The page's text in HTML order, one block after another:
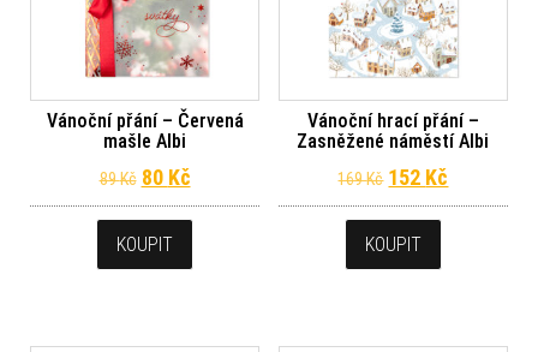
Vánoční přání – Červená
mašle Albi
89Kč Původní cena byla: 89 Kč.
80 KčAktuální cena je: 80 Kč.
KOUPIT
Vánoční hrací přání –
Zasněžené náměstí Albi
169Kč Původní cena
152 Kč
KOUPIT